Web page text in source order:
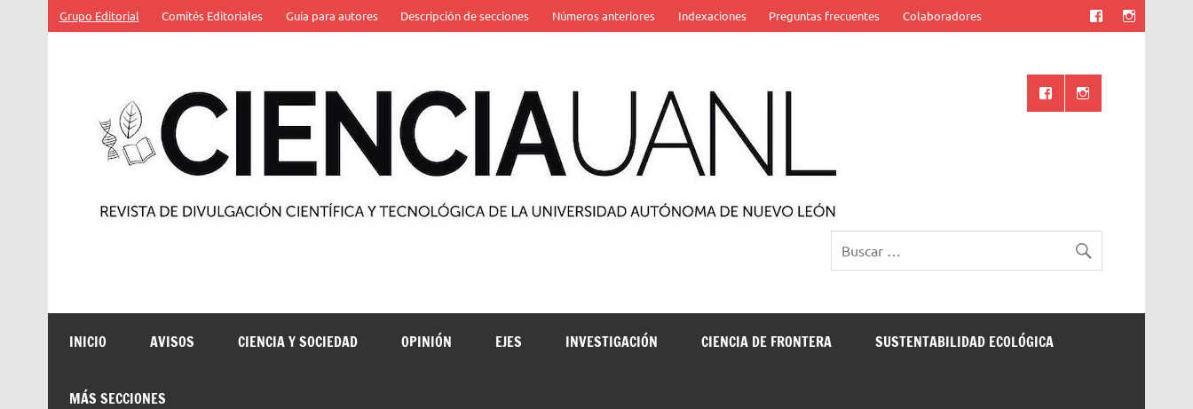
contenido
Grupo Editorial Comités Editoriales Guía para autores Descripción de secciones Números anteriores Indexaciones Preguntas frecuentes Colaboradores
Ciencia UANL
INICIO AVISOS CIENCIA Y SOCIEDAD OPINIÓN EJES INVESTIGACIÓN CIENCIA DE FRONTERA SUSTENTABILIDAD ECOLÓGICA
MÁS SECCIONES